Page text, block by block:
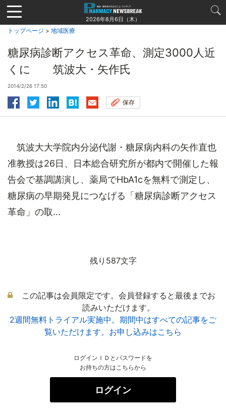
Jump
to
navigation
2026年8月6日（木）
トップページ > 地域医療
糖尿病診断アクセス革命、測定3000人近
くに 筑波大・矢作氏
2014/2/26 17:50
保存
筑波大大学院内分泌代謝・糖尿病内科の矢作直也
准教授は26日、日本総合研究所が都内で開催した報
告会で基調講演し、薬局でHbA1cを無料で測定し、
糖尿病の早期発見につなげる「糖尿病診断アクセス
革命」の取...
残り587文字
この記事は会員限定です。会員登録すると最後までお
読みいただけます。
2週間無料トライアル実施中。期間中はすべての記事をご
覧いただけます。お申し込みはこちら
ログインＩＤとパスワードを
お持ちの方はこちらから
ログイン